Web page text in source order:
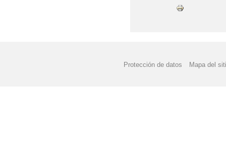
Protección de datos Mapa del